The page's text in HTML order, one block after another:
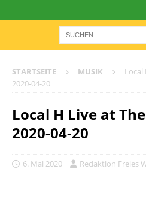
STARTSEITE MUSIK
Local
2020-04-20
Local H Live at
2020-04-20
6. Mai 2020 Redaktion Freies